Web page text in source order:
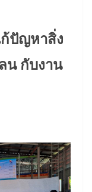
ปัญหาสิ่ง
น กับงาน